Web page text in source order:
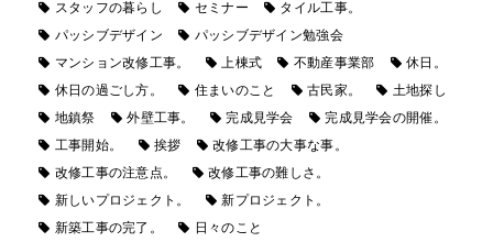
スタッフの暮らし
セミナー
タイル工事。
パッシブデザイン
パッシブデザイン勉強会
マンション改修工事。
上棟式 不動産事業部
休日。
休日の過ごし方。
住まいのこと 古民家。
土地探し
地鎮祭
外壁工事。 完成見学会
完成見学会の開催。
工事開始。
挨拶
改修工事の大事な事。
改修工事の注意点。
改修工事の難しさ。
新しいプロジェクト。
新プロジェクト。
新築工事の完了。
日々のこと